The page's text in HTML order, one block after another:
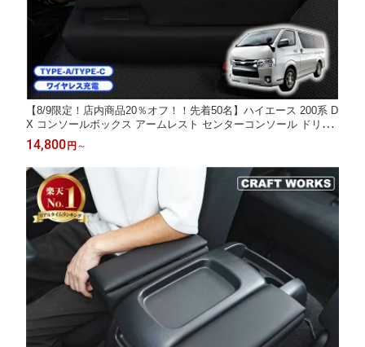
【8/9限定！店内商品20％オフ！！先着50名】ハイエース 200系 D
X コンソールボックス アームレスト センターコンソール ドリン
クテーブル 肘掛け 肘おき 肘置き ひじ 小物入れ アクセサリー ブ
ラック 専用 標準 標準車 1型 2型 3型 4型 5型 6型 7型 8型 ホルダ
ー
14,800 円 ～